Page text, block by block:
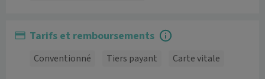
Tarifs et remboursements
Conventionné Tiers payant Carte vitale